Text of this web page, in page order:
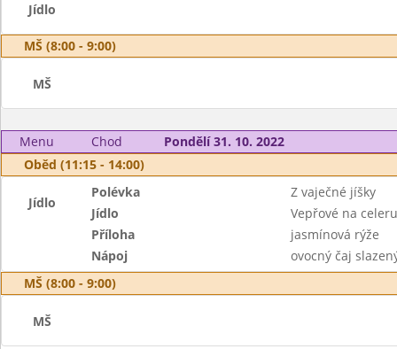
Jídlo
MŠ (8:00 - 9:00)
MŠ
Menu Chod
Pondělí 31. 10. 2022
Oběd (11:15 - 14:00)
Jídlo
Polévka
Z vaječné jíšky
Jídlo
Vepřové na celeru
Příloha
jasmínová rýže
Nápoj
ovocný čaj
MŠ (8:00 - 9:00)
MŠ